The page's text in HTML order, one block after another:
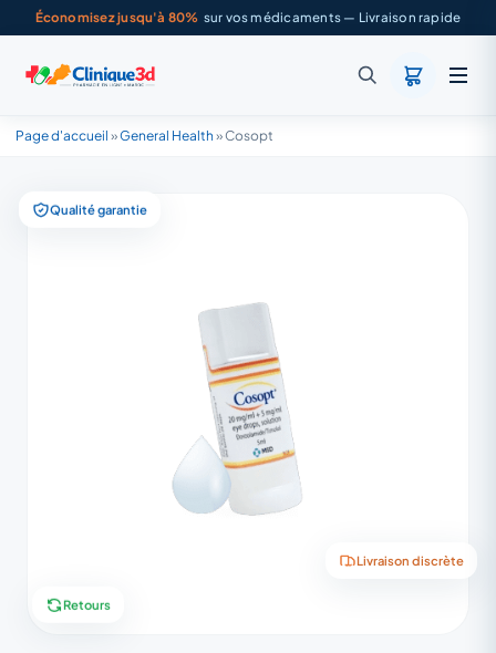
Économisez jusqu'à 80% sur vos médicaments — Livraison rapide
Page d'accueil »General Health »Cosopt
Qualité garantie
Livraison discrète
Retours